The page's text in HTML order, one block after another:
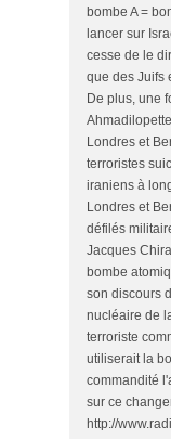
bombe A =
lancer sur
cesse de le
que des Juifs
De plus, une
Londres et
terroristes
iraniens à
Londres et
défilés
Jacques
bombe
son discours
nucléaire de
terroriste
utiliserait la
commandité
sur ce
http://